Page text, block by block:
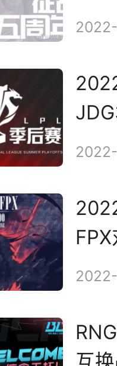
璨
军